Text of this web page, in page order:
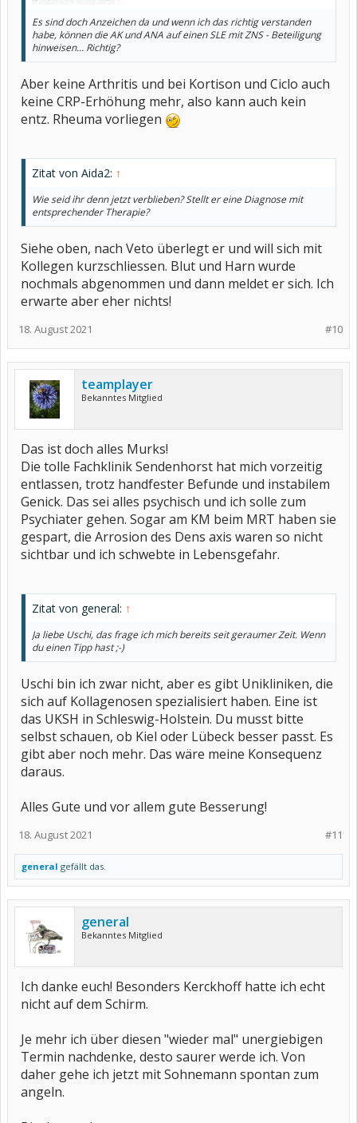
Es sind doch Anzeichen da und wenn ich das richtig verstanden
habe, können die AK und ANA auf einen SLE mit ZNS - Beteiligung
hinweisen... Richtig?
Aber keine Arthritis und bei Kortison und Ciclo auch
keine CRP-Erhöhung mehr, also kann auch kein
entz. Rheuma vorliegen
Zitat von Aida2: ↑
Wie seid ihr denn jetzt verblieben? Stellt er eine Diagnose mit
entsprechender Therapie?
Siehe oben, nach Veto überlegt er und will sich mit
Kollegen kurzschliessen. Blut und Harn wurde
nochmals abgenommen und dann meldet er sich. Ich
erwarte aber eher nichts!
#10
18. August 2021
teamplayer
Bekanntes Mitglied
Das ist doch alles Murks!
Die tolle Fachklinik Sendenhorst hat mich vorzeitig
entlassen, trotz handfester Befunde und instabilem
Genick. Das sei alles psychisch und ich solle zum
Psychiater gehen. Sogar am KM beim MRT haben sie
gespart, die Arrosion des Dens axis waren so nicht
sichtbar und ich schwebte in Lebensgefahr.
Zitat von general: ↑
Ja liebe Uschi, das frage ich mich bereits seit geraumer Zeit. Wenn
du einen Tipp hast ;-)
Uschi bin ich zwar nicht, aber es gibt Unikliniken, die
sich auf Kollagenosen spezialisiert haben. Eine ist
das UKSH in Schleswig-Holstein. Du musst bitte
selbst schauen, ob Kiel oder Lübeck besser passt. Es
gibt aber noch mehr. Das wäre meine Konsequenz
daraus.
Alles Gute und vor allem gute Besserung!
#11
18. August 2021
general gefällt das.
general
Bekanntes Mitglied
Ich danke euch! Besonders Kerckhoff hatte ich echt
nicht auf dem Schirm.
Je mehr ich über diesen "wieder mal" unergiebigen
Termin nachdenke, desto saurer werde ich. Von
daher gehe ich jetzt mit Sohnemann spontan zum
angeln.